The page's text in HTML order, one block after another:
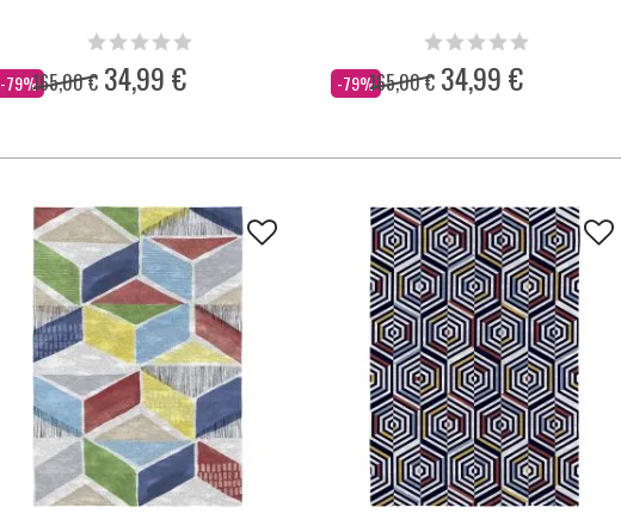
-79%
Dès 165,00 € 34,99 € -79%
Dès 165,00 € 34,99 €